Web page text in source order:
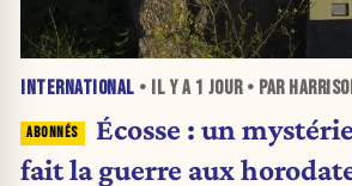
INTERNATIONAL • IL Y A 1 JOUR• PAR
Écosse : un
fait la guerre aux